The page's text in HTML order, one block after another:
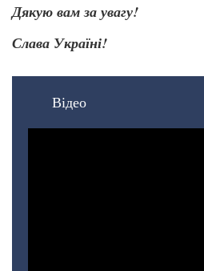
Дякую вам за увагу!
Слава Україні!
Відео